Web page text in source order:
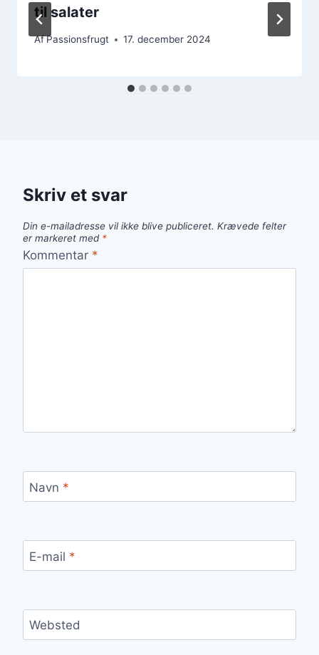
til salater
AfPassionsfrugt 17. december 2024
Skriv et svar
Din e-mailadresse vil ikke blive publiceret. Krævede felter
er markeret med *
Kommentar *
Navn *
E-mail *
Websted